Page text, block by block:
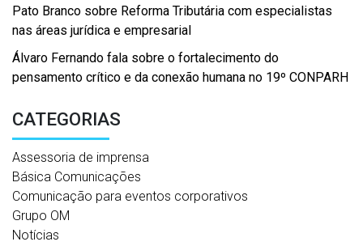
Pato Branco sobre Reforma Tributária com especialistas
nas áreas jurídica e empresarial
Álvaro Fernando fala sobre o fortalecimento do
pensamento crítico e da conexão humana no 19º CONPARH
CATEGORIAS
Assessoria de imprensa
Básica Comunicações
Comunicação para eventos corporativos
Grupo OM
Notícias